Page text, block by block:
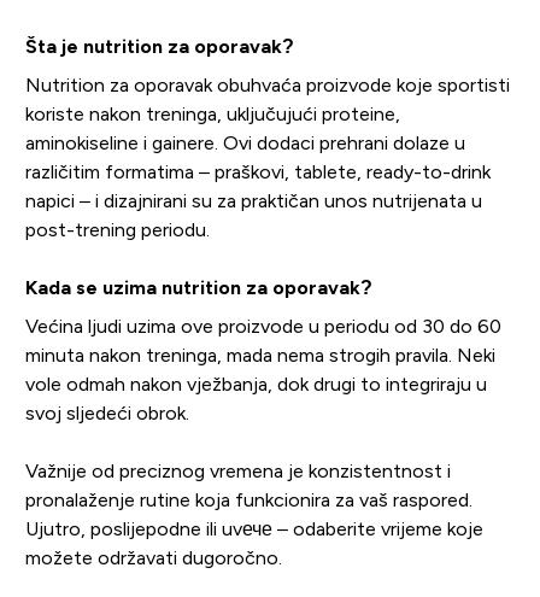
Šta je nutrition za oporavak?
Nutrition za oporavak obuhvaća proizvode koje sportisti
koriste nakon treninga, uključujući proteine,
aminokiseline i gainere. Ovi dodaci prehrani dolaze u
različitim formatima – praškovi, tablete, ready-to-drink
napici – i dizajnirani su za praktičan unos nutrijenata u
post-trening periodu.
Kada se uzima nutrition za oporavak?
Većina ljudi uzima ove proizvode u periodu od 30 do 60
minuta nakon treninga, mada nema strogih pravila. Neki
vole odmah nakon vježbanja, dok drugi to integriraju u
svoj sljedeći obrok.
Važnije od preciznog vremena je konzistentnost i
pronalaženje rutine koja funkcionira za vaš raspored.
Ujutro, poslijepodne ili uvече – odaberite vrijeme koje
možete održavati dugoročno.